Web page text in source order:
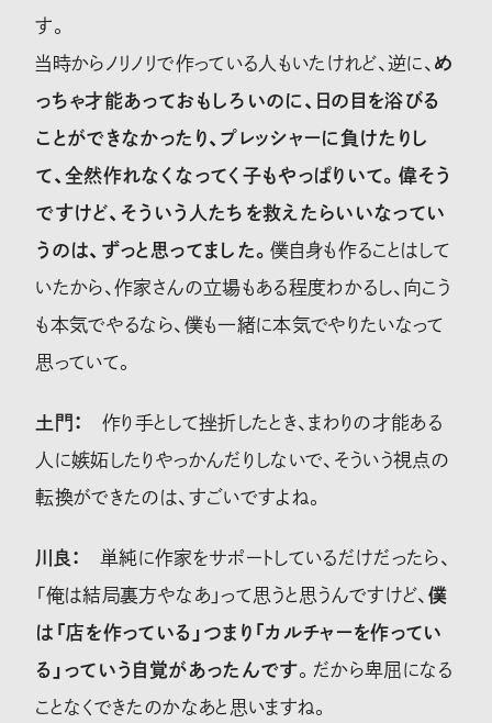
す。
当時からノリノリで作っている人もいたけれど、逆に、 め
っちゃ才能あっておもしろいのに、日の目を浴びる
ことができなかったり、プレッシャーに負けたりし
て、全然作れなくなってく子もやっぱりいて。偉そう
ですけど、そういう人たちを救えたらいいなってい
うのは、ずっと思ってました。僕自身も作ることはして
いたから、作家さんの立場もある程度わかるし、向こう
も本気でやるなら、僕も一緒に本気でやりたいなって
思っていて。
土門： 作り手として挫折したとき、まわりの才能ある
人に嫉妬したりやっかんだりしないで、そういう視点の
転換ができたのは、すごいですよね。
川良：
単純に作家をサポートしているだけだったら、
「俺は結局裏方やなあ」って思うと思うんですけど、 僕
は「店を作っている」つまり「カルチャーを作ってい
る」っていう自覚があったんです。だから卑屈になる
ことなくできたのかなあと思いますね。